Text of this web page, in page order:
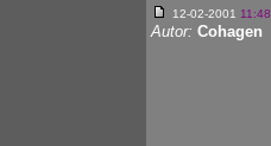
12-02-2001 11:48
Autor: Cohagen